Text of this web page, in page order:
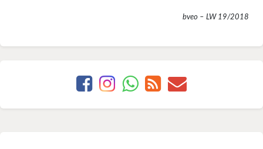
bveo – LW 19/2018